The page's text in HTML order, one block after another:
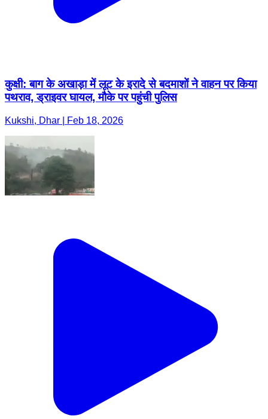
कुक्षी: बाग के अखाड़ा में लूट के इरादे से बदमाशों ने वाहन पर किया
पथराव, ड्राइवर घायल, मौके पर पहुंची पुलिस
Kukshi, Dhar | Feb 18, 2026